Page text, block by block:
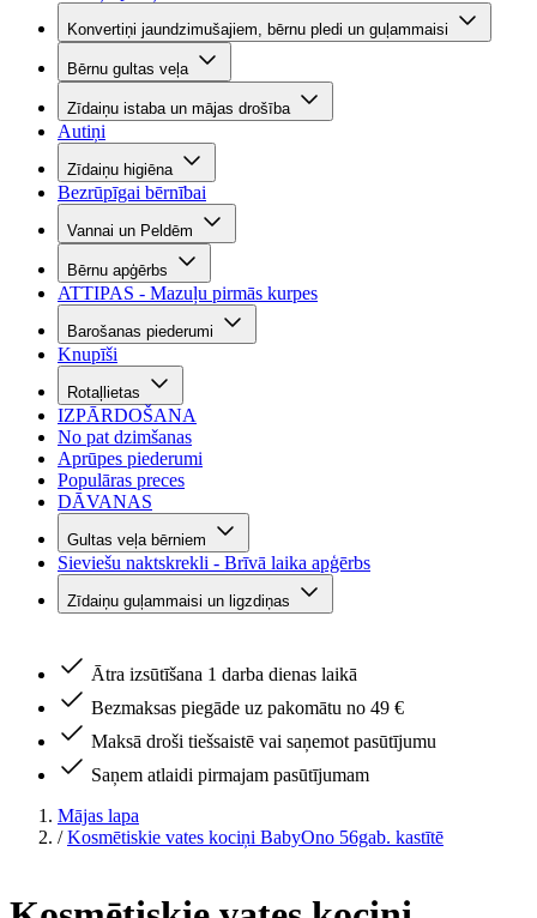
Konvertiņi jaundzimušajiem, bērnu pledi un guļammaisi
Bērnu gultas veļa
Zīdaiņu istaba un mājas drošība
Autiņi
Zīdaiņu higiēna
Bezrūpīgai bērnībai
Vannai un Peldēm
Bērnu apģērbs
ATTIPAS - Mazuļu pirmās kurpes
Barošanas piederumi
Knupīši
Rotaļlietas
IZPĀRDOŠANA
No pat dzimšanas
Aprūpes piederumi
Populāras preces
DĀVANAS
Gultas veļa bērniem
Sieviešu naktskrekli - Brīvā laika apģērbs
Zīdaiņu guļammaisi un ligzdiņas
Ātra izsūtīšana 1 darba dienas laikā
Bezmaksas piegāde uz pakomātu no 49 €
Maksā droši tiešsaistē vai saņemot pasūtījumu
Saņem atlaidi pirmajam pasūtījumam
Mājas lapa
/ Kosmētiskie vates kociņi BabyOno 56gab. kastītē